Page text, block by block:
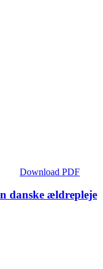
Download PDF
danske ældrepleje